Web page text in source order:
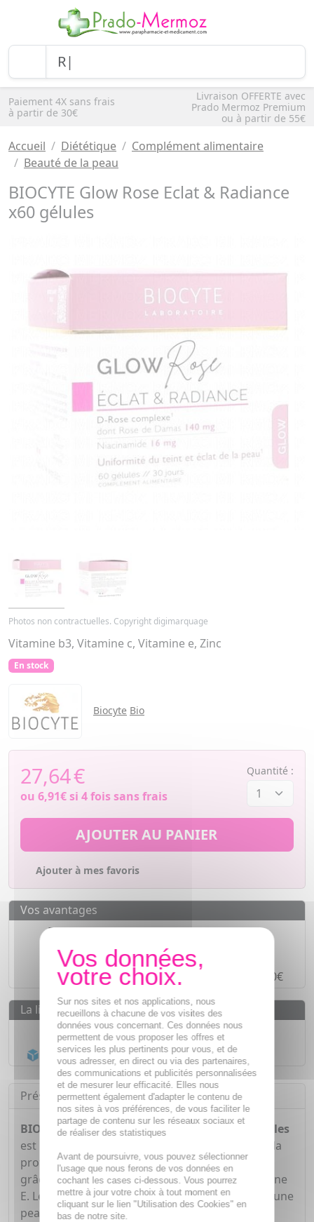
Paiement 4X sans frais
à partir de 30€
Livraison OFFERTE avec
Prado Mermoz Premium
ou à partir de 55€
Accueil Diététique
Complément alimentaire
Beauté de la peau
BIOCYTE Glow Rose Eclat & Radiance
x60 gélules
Photos non contractuelles. Copyright digimarquage
Vitamine b3, Vitamine c, Vitamine e, Zinc
En stock
Biocyte Bio
27,64€
ou 6,91€si 4 fois sans frais
Quantité :
AJOUTER AU PANIER
Ajouter à mes favoris
Vos avantages
Des prixIMBATTABLES
Paiement en ligneSÉCURISÉ
Paiement en 4 fois sans frais à partir de 30€
La livraison
Livraison gratuite dès 55€
Acheminement Chronoposten 24h*
Présentation
BIOCYTE Glow Rose Eclat & Radiance x60 gélules
est un complément alimentaire qui contribue à la
protection des cellules contre le stress oxydatif
grâce à la présence de la vitamine C et de vitamine
E. Le Zinc et la vitamine B3 aident au maintien d'une
peau normale.
Sur nos sites et nos applications, nous
recueillons à chacune de vos visites des
données vous concernant. Ces données nous
permettent de vous proposer les offres et
services les plus pertinents pour vous, et de
vous adresser, en direct ou via des partenaires,
des communications et publicités personnalisées
et de mesurer leur efficacité. Elles nous
permettent également d'adapter le contenu de
nos sites à vos préférences, de vous faciliter le
partage de contenu sur les réseaux sociaux et
de réaliser des statistiques
Avant de poursuivre, vous pouvez sélectionner
l'usage que nous ferons de vos données en
cochant les cases ci-dessous. Vous pourrez
mettre à jour votre choix à tout moment en
cliquant sur le lien "Utilisation des Cookies" en
bas de notre site.